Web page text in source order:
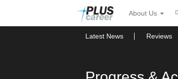
뉴
토
About Us
Latest News Reviews